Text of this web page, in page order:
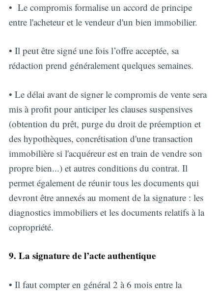
• Le compromis formalise un accord de principe
entre l'acheteur et le vendeur d'un bien immobilier.
• Il peut être signé une fois l’offre acceptée, sa
rédaction prend généralement quelques semaines.
• Le délai avant de signer le compromis de vente sera
mis à profit pour anticiper les clauses suspensives
(obtention du prêt, purge du droit de préemption et
des hypothèques, concrétisation d'une transaction
immobilière si l'acquéreur est en train de vendre son
propre bien...) et autres conditions du contrat. Il
permet également de réunir tous les documents qui
devront être annexés au moment de la signature : les
diagnostics immobiliers et les documents relatifs à la
copropriété.
9. La signature de l’acte authentique
• Il faut compter en général 2 à 6 mois entre la